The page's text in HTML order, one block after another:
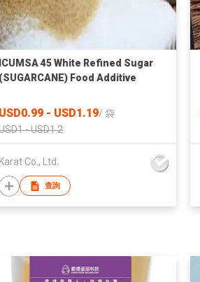
ICUMSA 45 White Refined Sugar
(SUGARCANE) Food Additive
USD0.99 - USD1.19/ 袋
- USD1.2
Karat Co., Ltd.
查詢